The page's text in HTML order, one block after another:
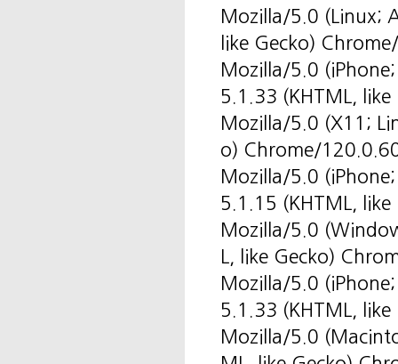
Mozilla/5.0 (Linux;
like Gecko)
Mozilla/5.0
5.1.33 (KHTML,
Mozilla/5.0 (X11;
o) Chrome/
Mozilla/5.0
5.1.15 (KHTML,
Mozilla/5.0
L, like Gecko)
Mozilla/5.0
5.1.33 (KHTML,
Mozilla/5.0